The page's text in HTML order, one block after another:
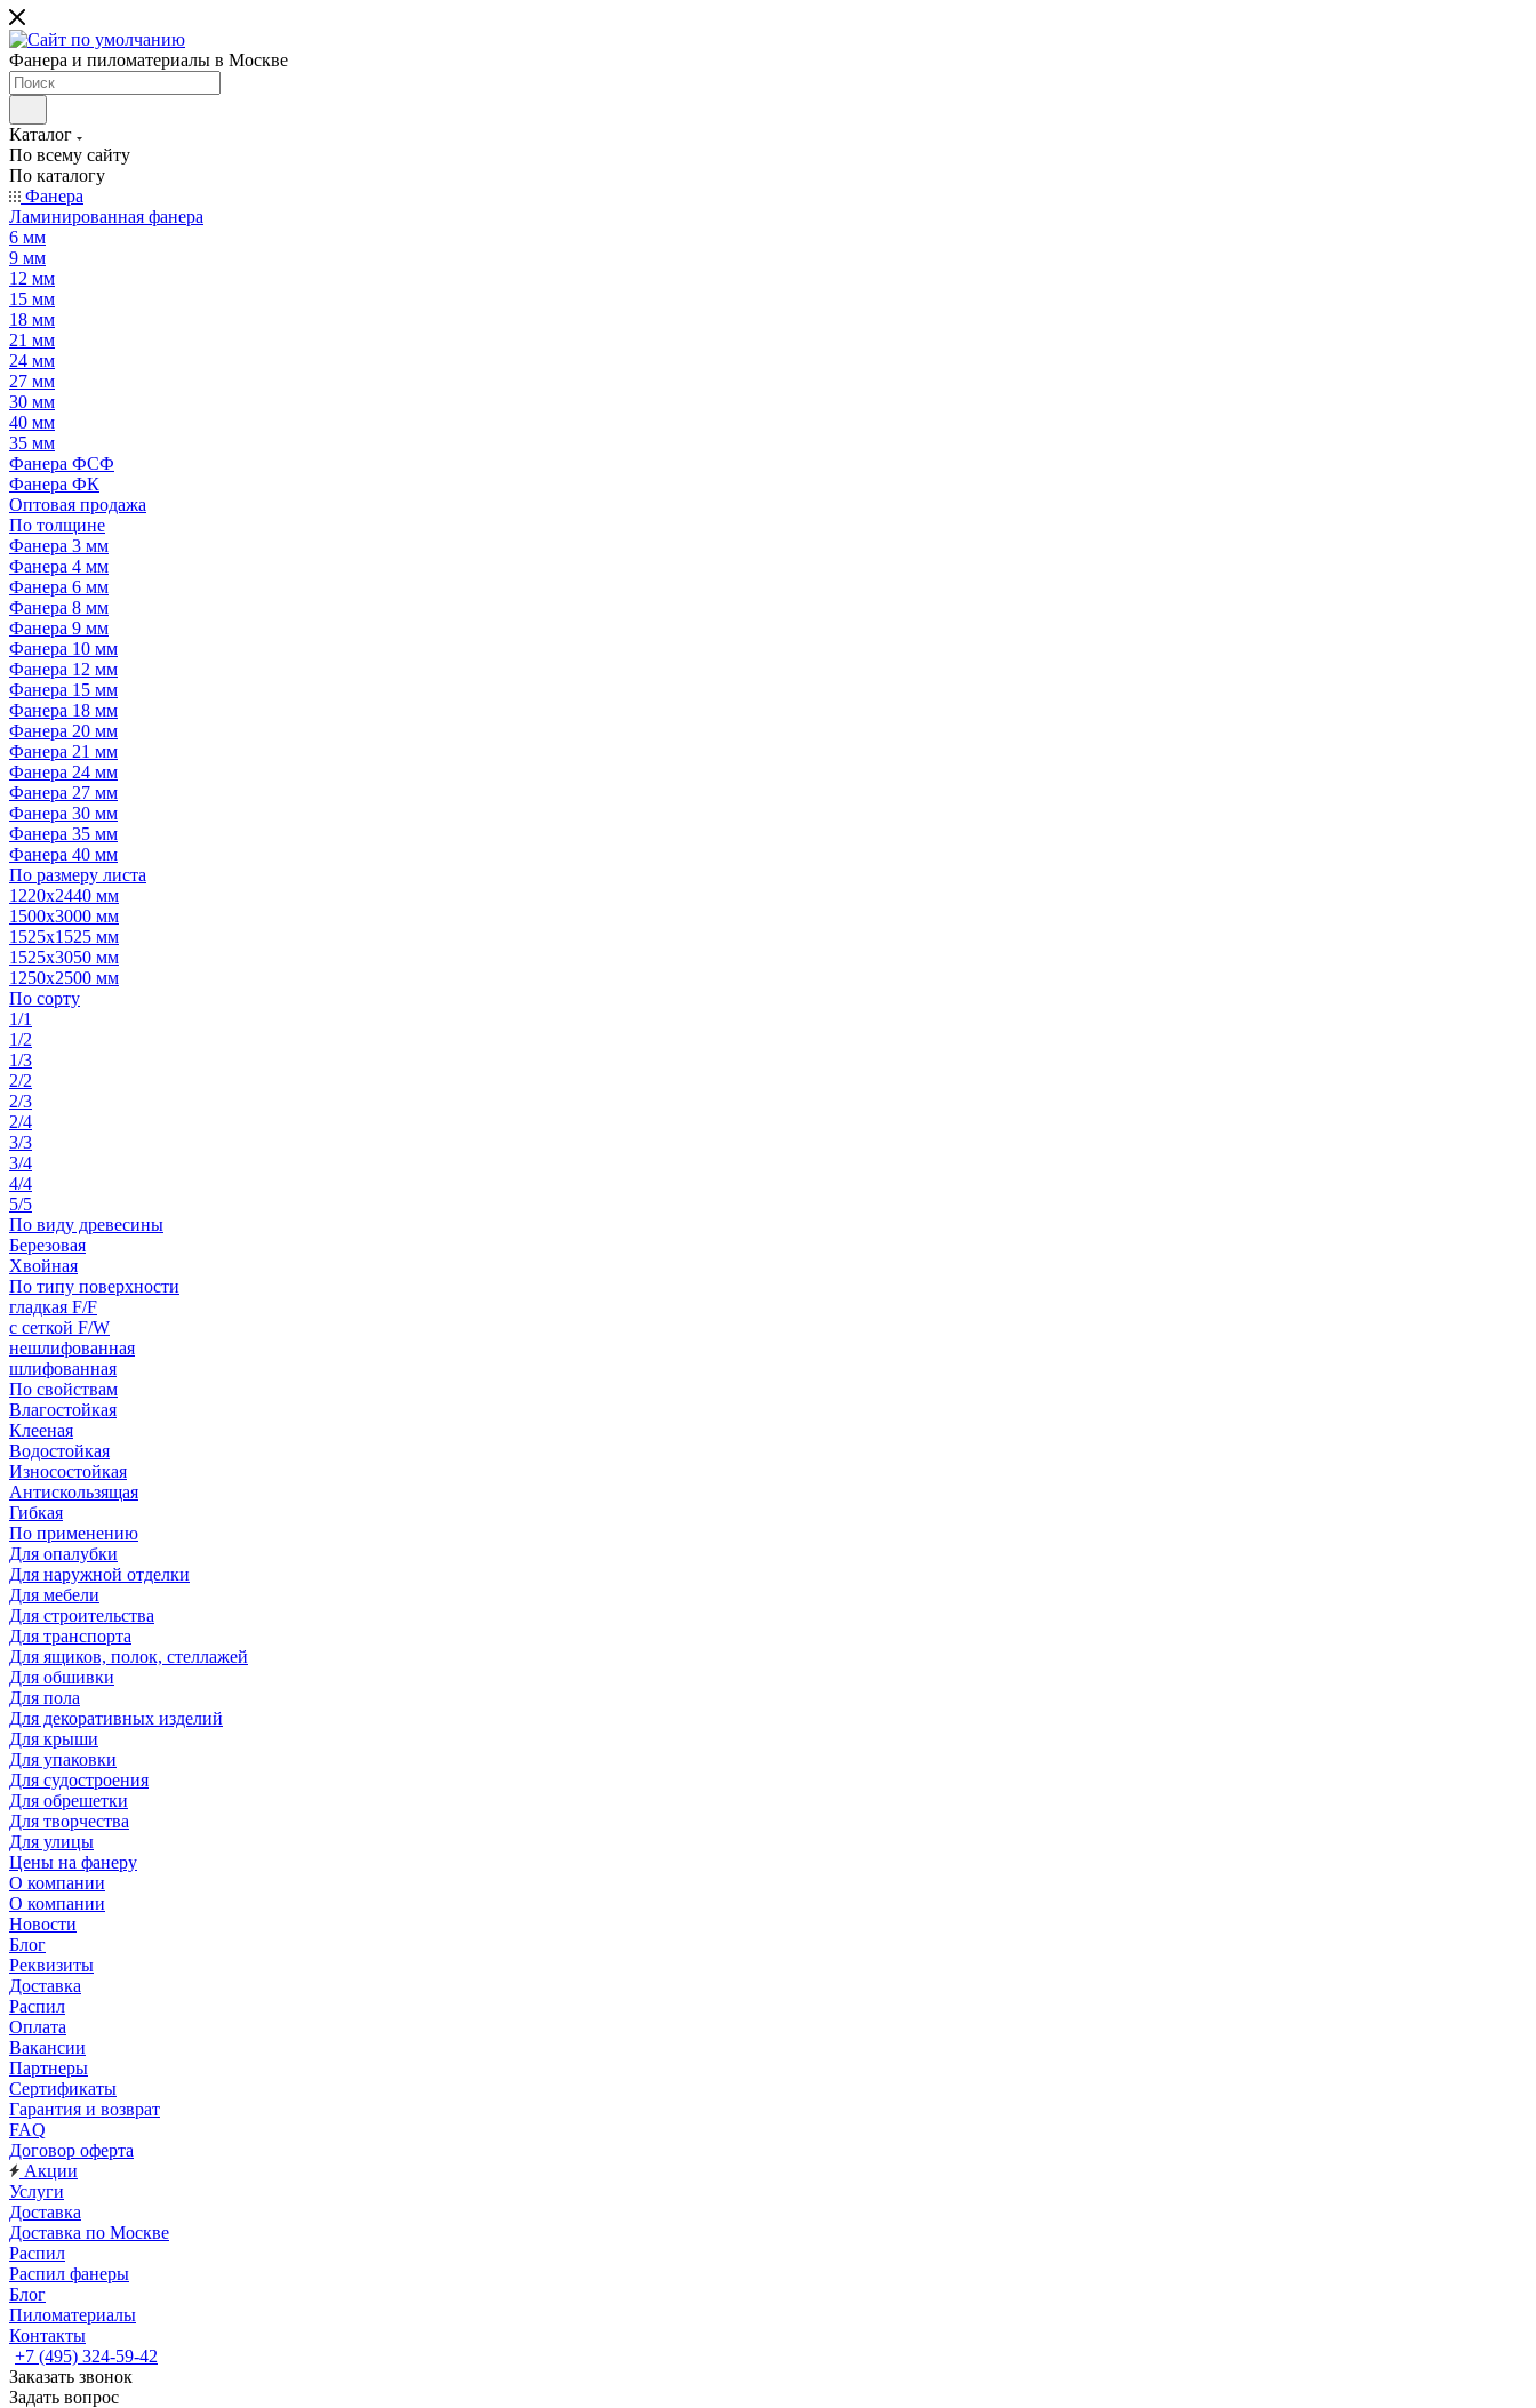
Фанера и пиломатериалы в Москве
Каталог
По всему сайту
По каталогу
Фанера
Ламинированная фанера
6 мм
9 мм
12 мм
15 мм
18 мм
21 мм
24 мм
27 мм
30 мм
40 мм
35 мм
Фанера ФСФ
Фанера ФК
Оптовая продажа
По толщине
Фанера 3 мм
Фанера 4 мм
Фанера 6 мм
Фанера 8 мм
Фанера 9 мм
Фанера 10 мм
Фанера 12 мм
Фанера 15 мм
Фанера 18 мм
Фанера 20 мм
Фанера 21 мм
Фанера 24 мм
Фанера 27 мм
Фанера 30 мм
Фанера 35 мм
Фанера 40 мм
По размеру листа
1220х2440 мм
1500х3000 мм
1525x1525 мм
1525х3050 мм
1250х2500 мм
По сорту
1/1
1/2
1/3
2/2
2/3
2/4
3/3
3/4
4/4
5/5
По виду древесины
Березовая
Хвойная
По типу поверхности
гладкая F/F
с сеткой F/W
нешлифованная
шлифованная
По свойствам
Влагостойкая
Клееная
Водостойкая
Износостойкая
Антискользящая
Гибкая
По применению
Для опалубки
Для наружной отделки
Для мебели
Для строительства
Для транспорта
Для ящиков, полок, стеллажей
Для обшивки
Для пола
Для декоративных изделий
Для крыши
Для упаковки
Для судостроения
Для обрешетки
Для творчества
Для улицы
Цены на фанеру
О компании
О компании
Новости
Блог
Реквизиты
Доставка
Распил
Оплата
Вакансии
Партнеры
Сертификаты
Гарантия и возврат
FAQ
Договор оферта
Акции
Услуги
Доставка
Доставка по Москве
Распил
Распил фанеры
Блог
Пиломатериалы
Контакты
+7 (495) 324-59-42
Заказать звонок
Задать вопрос